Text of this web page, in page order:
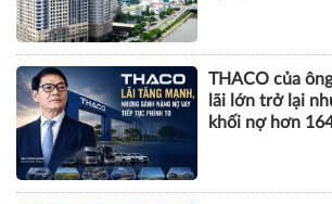
THACO của
lãi lớn trở lại
khối nợ hơn